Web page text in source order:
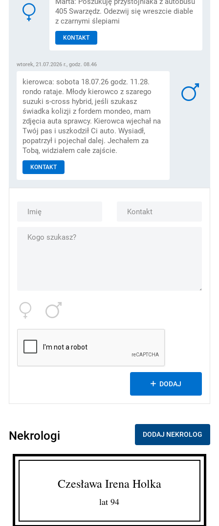
405 Swarzędz. Odezwij się wreszcie diable
z czarnymi ślepiami
KONTAKT
wtorek, 21.07.2026 r., godz. 08.46
kierowca: sobota 18.07.26 godz. 11.28.
rondo rataje. Młody kierowco z szarego
suzuki s-cross hybrid, jeśli szukasz
świadka kolizji z fordem mondeo, mam
zdjęcia auta sprawcy. Kierowca wjechał na
Twój pas i uszkodził Ci auto. Wysiadł,
popatrzył i pojechał dalej. Jechałem za
Tobą, widziałem całe zajście.
KONTAKT
DODAJ
Nekrologi DODAJ NEKROLOG
Czesława Irena Holka
lat 94